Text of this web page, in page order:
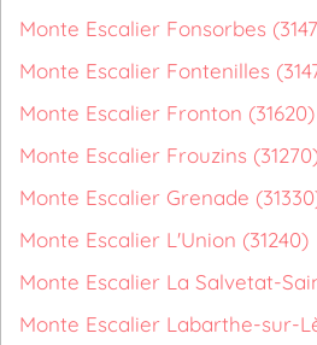
Monte Escalier Fonsorbes
Monte Escalier Fontenilles
Monte Escalier Fronton (31620)
Monte Escalier Frouzins
Monte Escalier Grenade
Monte Escalier L'Union (31240)
Monte Escalier La Salvetat-
Monte Escalier Labarthe-sur-